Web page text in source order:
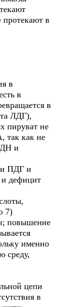
протекают в
в
в
в
ЛДГ),
пируват не
так как не
и
ПДГ и
и дефицит
7)
повышение
именно
среду,
цепи
в